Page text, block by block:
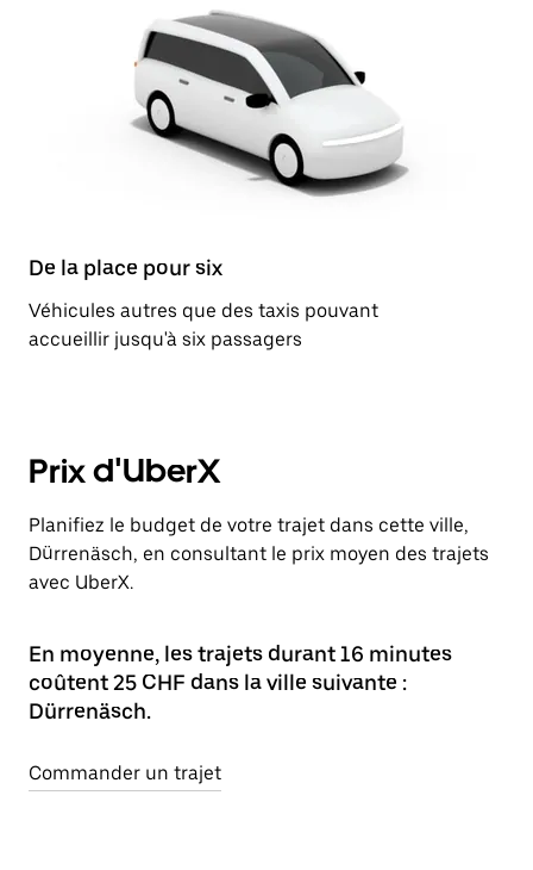
De la place pour six
Véhicules autres que des taxis pouvant
accueillir jusqu'à six passagers
Prix d'UberX
Planifiez le budget de votre trajet dans cette ville,
Dürrenäsch, en consultant le prix moyen des trajets
avec UberX.
En moyenne, les trajets durant 16 minutes
coûtent 25 CHF dans la ville suivante :
Dürrenäsch.
Commander un trajet